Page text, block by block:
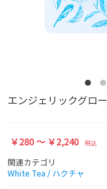
エンジェリックグロー
￥280 ～ ￥2,240 税込
関連カテゴリ
White Tea / ハクチャ